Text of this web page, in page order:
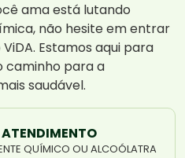
ama está lutando
não hesite em entrar
Estamos aqui para
caminho para a
saudável.
QUÍMICO OU ALCOÓLATRA